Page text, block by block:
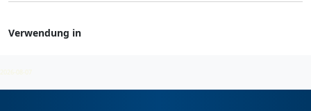
Verwendung in
2026-08-07